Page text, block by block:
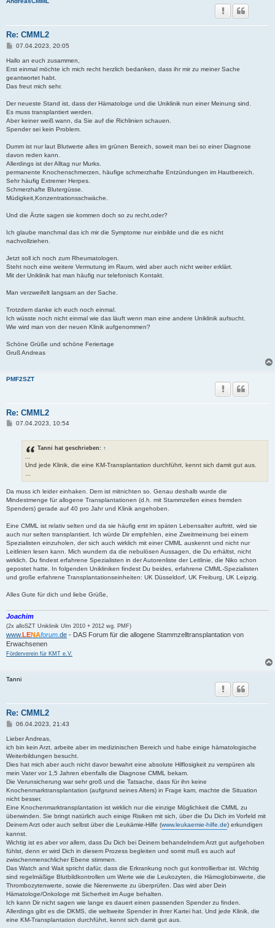
Re: CMML2
B
i
t
a
g
07.04.2023, 20:05
Hallo an euch zusammen,
Erst einmal möchte ich mich recht herzlich bedanken, dass ihr mir zu meiner Sache
geantwortet habt.
Das freut mich sehr.
Der neueste Stand ist, dass der Hämatologe und die Uniklinik nun einer Meinung sind.
Es muss transplantiert werden.
Aber keiner weiß wann, da Sie auf die Richlinien schauen.
Spender sei kein Problem.
Dumm ist nur laut Blutwerte alles im grünen Bereich, soweit man bei so einer Diagnose
davon reden kann.
Allerdings ist der Alltag nur Murks.
permanente Knochenschmerzen, häufige schmerzhafte Entzündungen im Hautbereich.
Sehr häufig Extremer Herpes.
Schmerzhafte Blutergüsse.
Müdigkeit,Konzentrationsschwäche.
Und die Ärzte sagen sie kommen doch so zu recht,oder?
Ich glaube manchmal das ich mir die Symptome nur einbilde und die es nicht
nachvollziehen.
Jetzt soll ich noch zum Rheumatologen.
Steht noch eine weitere Vermutung im Raum, wird aber auch nicht weiter erklärt.
Mit der Uniklinik hat man häufig nur telefonisch Kontakt.
Man verzweifelt langsam an der Sache.
Trotzdem danke ich euch noch einmal.
Ich wüsste noch nicht einmal wie das läuft wenn man eine andere Uniklinik aufsucht.
Wie wird man von der neuen Klinik aufgenommen?
Schöne Grüße und schöne Feriertage
Gruß Andreas
PMF2SZT
Re: CMML2
B07.04.2023, 10:54
Tanni hat geschrieben: ↑
Und jede Klinik, die eine KM-Transplantation durchführt, kennt sich damit gut aus.
Da muss ich leider einhaken. Dem ist mitnichten so. Genau deshalb wurde die
Mindestmenge für allogene Transplantationen (d.h. mit Stammzellen eines fremden
Spenders) gerade auf 40 pro Jahr und Klinik angehoben.
Eine CMML ist relativ selten und da sie häufig erst im späten Lebensalter auftritt, wird sie
auch nur selten transplantiert. Ich würde Dir empfehlen, eine Zweitmeinung bei einem
Spezialisten einzuholen, der sich auch wirklich mit einer CMML auskennt und nicht nur
Leitlinien lesen kann. Mich wundern da die nebulösen Aussagen, die Du erhältst, nicht
wirklich. Du findest erfahrene Spezialisten in der Autorenliste der Leitlinie, die Niko schon
gepostet hatte. In folgenden Unikliniken findest Du beides, erfahrene CMML-Spezialisten
und große erfahrene Transplantationseinheiten: UK Düsseldorf, UK Freiburg, UK Leipzig.
Alles Gute für dich und liebe Grüße,
Joachim
(2x alloSZT Uniklinik Ulm 2010 + 2012 wg. PMF)
www.LENAforum .de - DAS Forum für die allogene Stammzelltransplantation von
Erwachsenen
Förderverein für KMT e.V.
Tanni
Re: CMML2
B
i
t
a
g
06.04.2023, 21:43
Lieber Andreas,
ich bin kein Arzt, arbeite aber im medizinischen Bereich und habe einige hämatologische
Weiterbildungen besucht.
Dies hat mich aber auch nicht davor bewahrt eine absolute Hilflosigkeit zu verspüren als
mein Vater vor 1,5 Jahren ebenfalls die Diagnose CMML bekam.
Die Verunsicherung war sehr groß und die Tatsache, dass für ihn keine
Knochenmarktransplantation (aufgrund seines Alters) in Frage kam, machte die Situation
nicht besser.
Eine Knochenmarktransplantation ist wirklich nur die einzige Möglichkeit die CMML zu
überwinden. Sie bringt natürlich auch einige Risiken mit sich, über die Du Dich im Vorfeld mit
Deinem Arzt oder auch selbst über die Leukämie-Hilfe (www.leukaemie-hilfe.de) erkundigen
kannst.
Wichtig ist es aber vor allem, dass Du Dich bei Deinem behandelndem Arzt gut aufgehoben
fühlst, denn er wird Dich in diesem Prozess begleiten und somit muß es auch auf
zwischenmenschlicher Ebene stimmen.
Das Watch and Wait spricht dafür, dass die Erkrankung noch gut kontrollierbar ist. Wichtig
sind regelmäßige Blutbildkontrollen um Werte wie die Leukozyten, die Hämoglobinwerte, die
Thrombozytenwerte, sowie die Nierenwerte zu überprüfen. Das wird aber Dein
Hämatologe/Onkologe mit Sicherheit im Auge behalten.
Ich kann Dir nicht sagen wie lange es dauert einen passenden Spender zu finden.
Allerdings gibt es die DKMS, die weltweite Spender in ihrer Kartei hat. Und jede Klinik, die
eine KM-Transplantation durchführt, kennt sich damit gut aus.